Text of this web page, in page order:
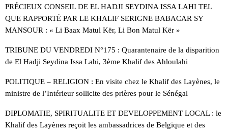
PRÉCIEUX CONSEIL DE EL HADJI SEYDINA ISSA LAHI TEL
QUE RAPPORTÉ PAR LE KHALIF SERIGNE BABACAR SY
MANSOUR : « Li Baax Matul Kër, Li Bon Matul Kër »
TRIBUNE DU VENDREDI N°175 : Quarantenaire de la disparition
de El Hadji Seydina Issa Lahi, 3ème Khalif des Ahloulahi
POLITIQUE – RELIGION : En visite chez le Khalif des Layènes, le
ministre de l’Intérieur sollicite des prières pour le Sénégal
DIPLOMATIE, SPIRITUALITE ET DEVELOPPEMENT LOCAL : le
Khalif des Layènes reçoit les ambassadrices de Belgique et des